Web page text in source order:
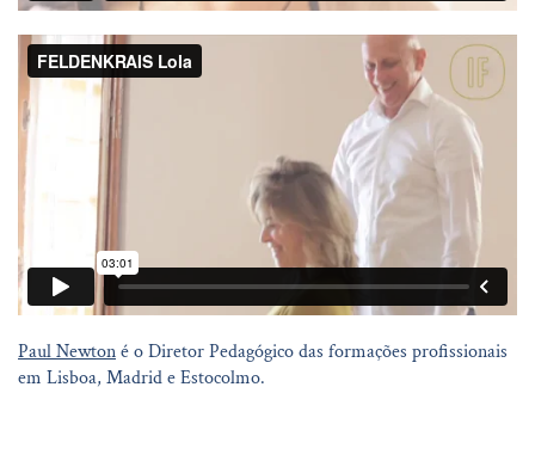
Paul Newtoné o Diretor Pedagógico das formações profissionais
em Lisboa, Madrid e Estocolmo.